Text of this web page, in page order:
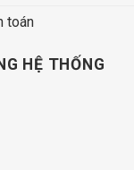
toán
HỆ THỐNG